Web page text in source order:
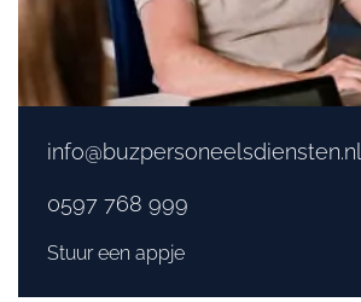
info@buzpersoneelsdiensten.nl
0597 768 999
Stuur een appje